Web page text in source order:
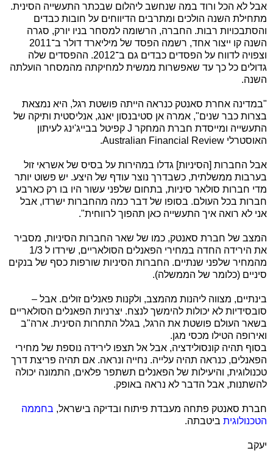
אבל לא הכל ורוד במה שנחשב ליהלום שבכתר התעשייה הסינית.
מתחילת השנה הולכים ומתרבים הדיווחים על חובות כבדים
והסתבכויות רבות. החברה, הרשומה למסחר בניו יורק, סגרה
השנה קו ייצור אחד, רשמה הפסד של מיליארד דולר ב־2011
וצפויה לדווח על הפסדים כבדים גם ב־2012. ההפסדים שלה
גדולים כל כך עד שאפשרות ממשית למחיקתה מהמסחר הועלתה
השנה.
"במדינה אחרת סאנטק כנראה הייתה פושטת רגל, היא נמצאת
בצרות כבר שנים", אמרה אן סטיבנסון יאנג, אנליסטית ותיקה של
התעשייה ומייסדת חברת המחקר J קפיטל בבייג'ינג לעיתון
האוסטרלי Australian Financial Review
.
אבל החברות [הסיניות] גדלו במהירות על בסיס של אשראי זול
בערבות ממשלתית, כשבדרך נוצר עודף של היצע. יש פשוט יותר
מדי חברות סולאר סיניות, בתחום שלפני עשור היו בו רק כארבע
חברות בכל העולם. בסופו של דבר כמה מהחברות ישרדו, אבל
אני לא רואה איך התעשייה כאן תהפוך לרווחית".
המצב של חברת סאנטק, כמו של שאר החברות הסיניות, מסביר
את הירידה החדה במחירי הפאנלים הסולאריים, שירדו ל 1/3
מהמחיר שלפני שנתיים. החברות הסיניות שורפות כסף של בנקים
סיניים (כלומר של הממשלה).
בינתיים, מצווה ליהנות מהמצב, ולקנות פאנלים זולים. אבל –
סובסידיות לא יכולות להימשך לנצח. יצרניות הפאנלים הסולאריים
בשאר העולם פושטת את הרגל, בגלל התחרות הסינית. ארה"ב
ואירופה הטילו מכסי מגן.
בסוף תהיה קונסולידציה, אבל אל תצפו לירידה נוספת של מחירי
הפאנלים, כנראה תהיה עלייה. נחייה ונראה. אם תהיה פריצת דרך
טכנולוגית, והיעילות של הפאנלים תשתפר פלאים, התמונה יכולה
להשתנות, אבל הדבר לא נראה באופק.
חברת סאנטק פתחה מעבדת פיתוח ובדיקה בישראל, בחממה
הטכנולוגית ביטבתה.
יעקב